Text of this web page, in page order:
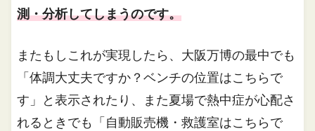
測・分析してしまうのです。
またもしこれが実現したら、大阪万博の最中でも
「体調大丈夫ですか？ベンチの位置はこちらで
す」と表示されたり、また夏場で熱中症が心配さ
れるときでも「自動販売機・救護室はこちらで